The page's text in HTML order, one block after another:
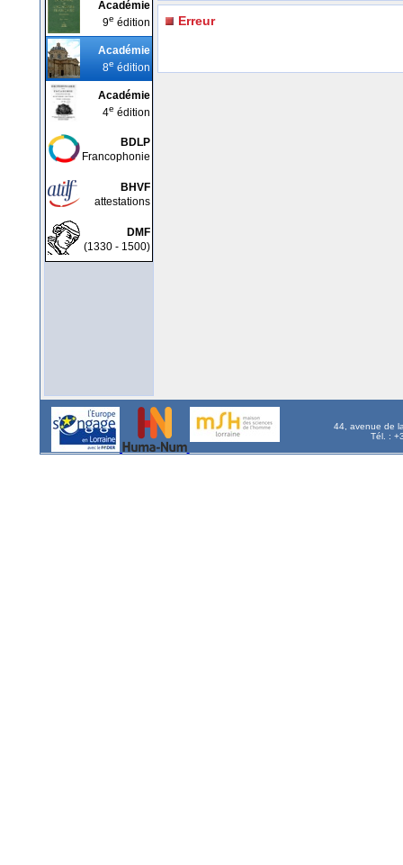
Académie
9e édition
Académie
8e édition
Académie
4e édition
BDLP
Francophonie
BHVF
attestations
DMF
(1330 - 1500)
Erreur
44, avenue de
Tél. :